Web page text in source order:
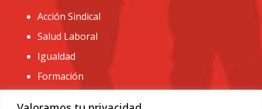
Acción Sindical
Salud Laboral
Igualdad
Formación